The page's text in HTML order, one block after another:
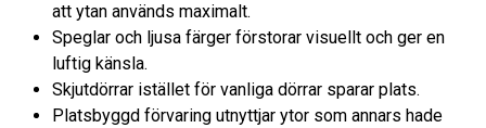
att ytan används maximalt.
Speglar och ljusa färger förstorar visuellt och ger en
luftig känsla.
Skjutdörrar istället för vanliga dörrar sparar plats.
Platsbyggd förvaring utnyttjar ytor som annars hade